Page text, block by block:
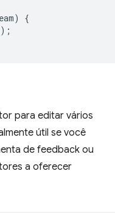
)
{
);
para editar vários
útil se você
de feedback ou
a oferecer